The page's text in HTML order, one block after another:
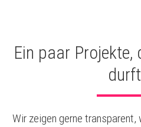
Ein paar Projekte,
Wir zeigen gerne transparent,